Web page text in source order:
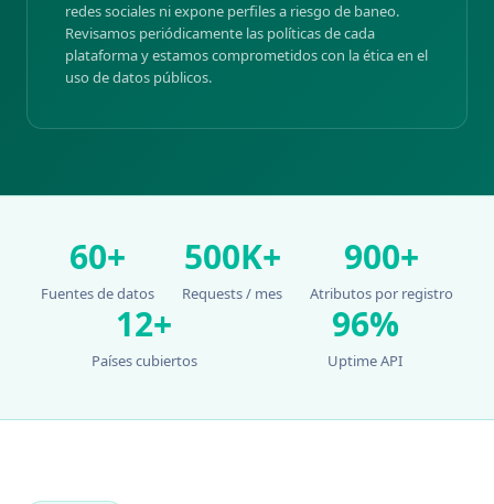
redes sociales ni expone perfiles a riesgo de baneo.
Revisamos periódicamente las políticas de cada
plataforma y estamos comprometidos con la ética en el
uso de datos públicos.
60+
Fuentes de datos
500K+
Requests / mes
900+
Atributos por registro
12+
Países cubiertos
96%
Uptime API